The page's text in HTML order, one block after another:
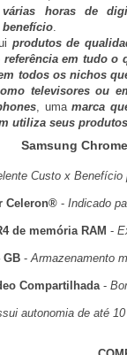
horas de
benefício.
produtos de
referência em tudo o
todos os nichos
televisores ou
, umamarca
utiliza seus produtos
Samsung
Custo x Benefício
Celeron®- Indicado
de memória RAM -
GB-Armazenamento
Compartilhada-
autonomia de até